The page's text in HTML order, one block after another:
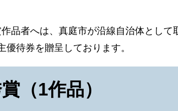
品者へは、真庭市が沿線自治体として
待券を贈呈しております。
（1作品）